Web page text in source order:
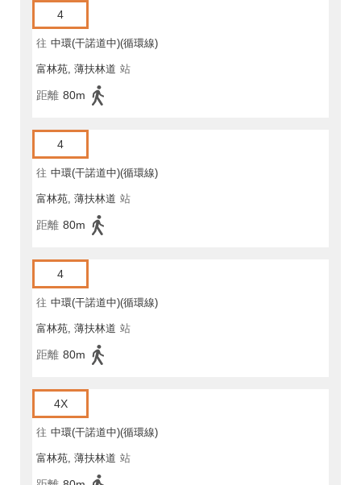
4
往 中環(干諾道中)(循環線)
富林苑, 薄扶林道 站
距離 80m
4
往 中環(干諾道中)(循環線)
富林苑, 薄扶林道 站
距離 80m
4
往 中環(干諾道中)(循環線)
富林苑, 薄扶林道 站
距離 80m
4X
往 中環(干諾道中)(循環線)
富林苑, 薄扶林道 站